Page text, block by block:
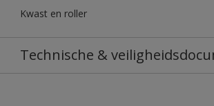
Kwast en roller
Technische &